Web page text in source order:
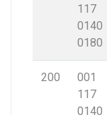
117
0140
0180
200
001
117
0140